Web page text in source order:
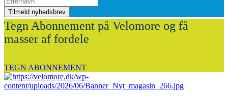
Tegn Abonnement på Velomore og få
masser af fordele
TEGN ABONNEMENT